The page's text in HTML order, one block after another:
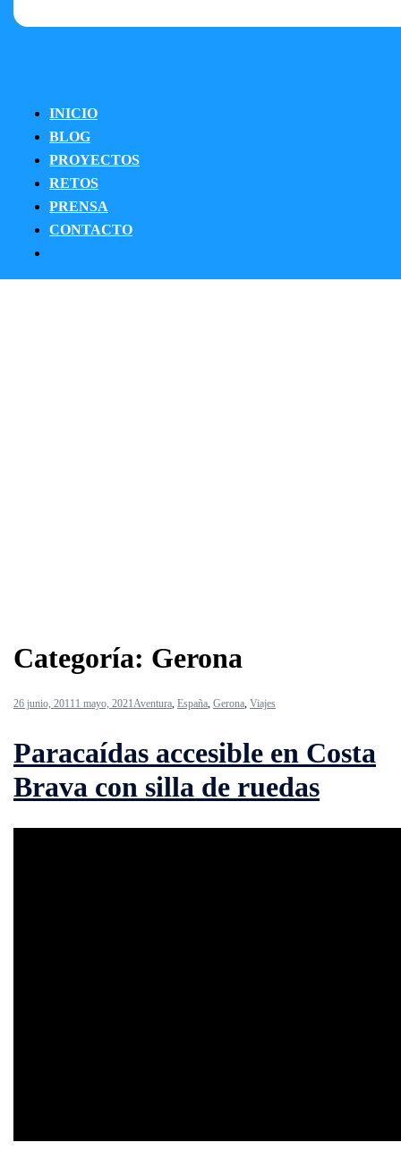
INICIO
BLOG
PROYECTOS
RETOS
PRENSA
CONTACTO
Categoría: Gerona
26 junio, 20111 mayo, 2021Aventura, España, Gerona, Viajes
Paracaídas accesible en Costa
Brava con silla de ruedas